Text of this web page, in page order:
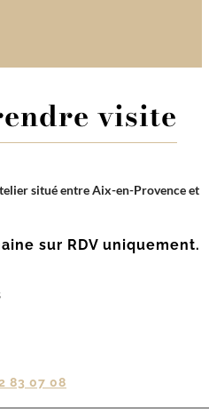
visite
situé entre Aix-en-Provence et
sur RDV uniquement.
83 07 08